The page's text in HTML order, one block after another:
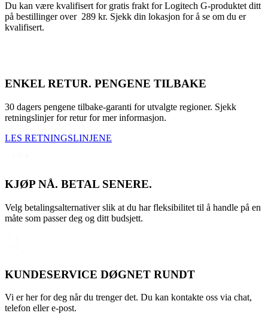
Du kan være kvalifisert for gratis frakt for Logitech G-produktet ditt
på bestillinger over 289 kr. Sjekk din lokasjon for å se om du er
kvalifisert.
ENKEL RETUR. PENGENE TILBAKE
30 dagers pengene tilbake-garanti for utvalgte regioner. Sjekk
retningslinjer for retur for mer informasjon.
LES RETNINGSLINJENE
KJØP NÅ. BETAL SENERE.
Velg betalingsalternativer slik at du har fleksibilitet til å handle på en
måte som passer deg og ditt budsjett.
KUNDESERVICE DØGNET RUNDT
Vi er her for deg når du trenger det. Du kan kontakte oss via chat,
telefon eller e-post.